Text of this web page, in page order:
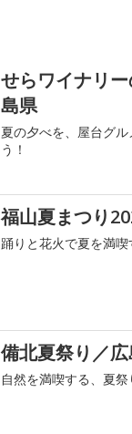
せらワイナリ
島県
夏の夕べを、屋台グ
う！
福山夏まつり
踊りと花火で夏を満
備北夏祭り／
自然を満喫する、夏祭